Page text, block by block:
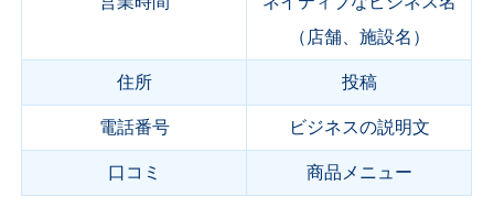
（店舗、施設名）
住所
投稿
電話番号
ビジネスの説明文
口コミ
商品メニュー